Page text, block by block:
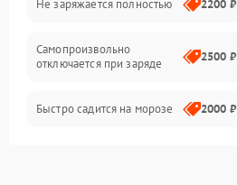
Не заряжается полностью 2200 ₽
Самопроизвольно
отключается при заряде
2500 ₽
Быстро садится на морозе 2000 ₽